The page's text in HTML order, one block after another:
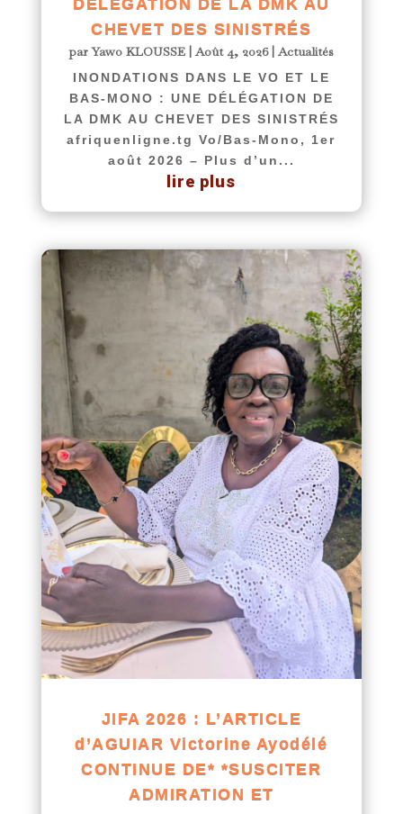
DÉLÉGATION DE LA DMK AU
CHEVET DES SINISTRÉS
parYawo KLOUSSE |Août 4, 2026|Actualités
INONDATIONS DANS LE VO ET LE
BAS-MONO : UNE DÉLÉGATION DE
LA DMK AU CHEVET DES SINISTRÉS
afriquenligne.tg Vo/Bas-Mono, 1er
août 2026 – Plus d’un...
lire plus
JIFA 2026 : L’ARTICLE
d’AGUIAR Victorine Ayodélé
CONTINUE DE* *SUSCITER
ADMIRATION ET